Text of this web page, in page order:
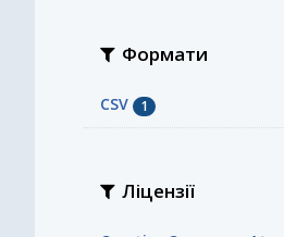
Формати
CSV 1
Ліцензії